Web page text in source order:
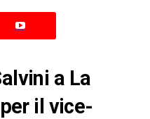
a La
il vice-